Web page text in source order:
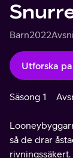
Barn2022
Utforska
Säsong 1
så de drar
rivningssäkert.